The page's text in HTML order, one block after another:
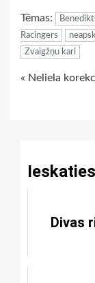
Tēmas:
Racingers
Zvaigžņu kari
« Neliela
Ieskaties
Divas